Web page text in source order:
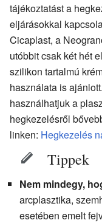
tájékoztatást a
eljárásokkal
Cicaplast, a
utóbbit csak két hét
szilikon tartalmú
használata is
használhatjuk a
hegkezelésről
linken: Hegkezelés
Tippek
Nem mindegy,
arcplasztika,
esetében emelt